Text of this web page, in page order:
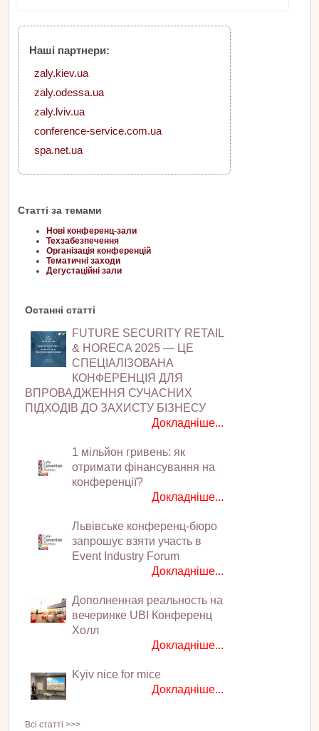
Наші партнери:
zaly.kiev.ua
zaly.odessa.ua
zaly.lviv.ua
conference-service.com.ua
spa.net.ua
Статті за темами
Нові конференц-зали
Техзабезпечення
Організація конференцій
Тематичні заходи
Дегустаційні зали
Останні статті
FUTURE SECURITY RETAIL
& HORECA 2025 — ЦЕ
СПЕЦІАЛІЗОВАНА
КОНФЕРЕНЦІЯ ДЛЯ
ВПРОВАДЖЕННЯ СУЧАСНИХ
ПІДХОДІВ ДО ЗАХИСТУ БІЗНЕСУ
Докладніше...
1 мільйон гривень: як
отримати фінансування на
конференції?
Докладніше...
Львівське конференц-бюро
запрошує взяти участь в
Event Industry Forum
Докладніше...
Дополненная реальность на
вечеринке UBI Конференц
Холл
Докладніше...
Kyiv nice for mice
Докладніше...
Всі статті >>>